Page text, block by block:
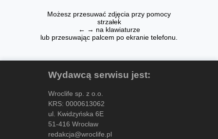
Możesz przesuwać zdjęcia przy pomocy
strzałek
← → na klawiaturze
lub przesuwając palcem po ekranie telefonu.
Wydawcą serwisu jest:
Wroclife sp. z o.o.
KRS: 0000613062
ul. Kwidzyńska 6E
51-416 Wrocław
redakcja@wroclife.pl